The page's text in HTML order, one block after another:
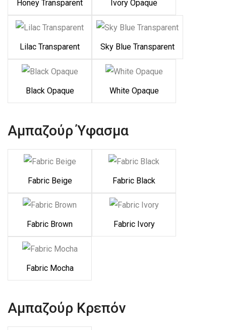
Honey Transparent Ivory Opaque
Lilac Transparent Sky Blue Transparent
Black Opaque White Opaque
Αμπαζούρ Ύφασμα
Fabric Beige Fabric Black
Fabric Brown Fabric Ivory
Fabric Mocha
Αμπαζούρ Κρεπόν